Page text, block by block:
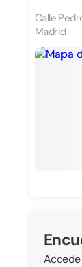
Calle
Madrid
Accede